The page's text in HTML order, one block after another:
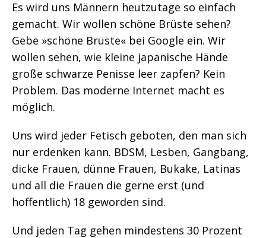
Es wird uns Männern heutzutage so einfach
gemacht. Wir wollen schöne Brüste sehen?
Gebe »schöne Brüste« bei Google ein. Wir
wollen sehen, wie kleine japanische Hände
große schwarze Penisse leer zapfen? Kein
Problem. Das moderne Internet macht es
möglich.
Uns wird jeder Fetisch geboten, den man sich
nur erdenken kann. BDSM, Lesben, Gangbang,
dicke Frauen, dünne Frauen, Bukake, Latinas
und all die Frauen die gerne erst (und
hoffentlich) 18 geworden sind.
Und jeden Tag gehen mindestens 30 Prozent